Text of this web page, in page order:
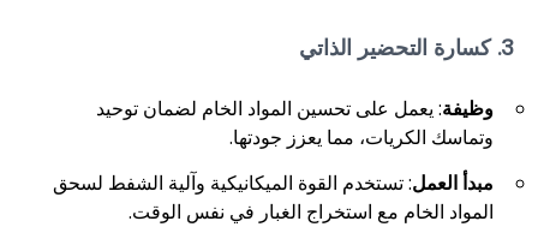
3. كسارة التحضير الذاتي
وظيفة: يعمل على تحسين المواد الخام لضمان توحيد
وتماسك الكريات، مما يعزز جودتها.
مبدأ العمل: تستخدم القوة الميكانيكية وآلية الشفط لسحق
المواد الخام مع استخراج الغبار في نفس الوقت.